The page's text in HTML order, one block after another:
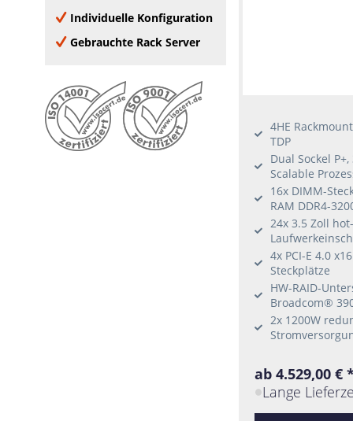
none
7 Add-on Cards
VMware compatible
Oracle Linux
Windows Server 2016
Window Server 2019
Windows Server 2022
Individuelle Konfiguration
Gebrauchte Rack Server
4HE
TDP
Dual Sockel
Scalable
16x DIMM-
RAM DDR4-
24x 3.5 Zoll
4x PCI-E 4.0
Steckplätze
HW-RAID-
Broadcom®
2x 1200W
ab 4.529,00 €
Lange